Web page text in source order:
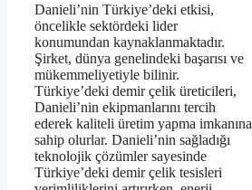
Danieli’nin Türkiye’deki etkisi,
öncelikle sektördeki lider
konumundan kaynaklanmaktadır.
Şirket, dünya genelindeki başarısı ve
mükemmeliyetiyle bilinir.
Türkiye’deki demir çelik üreticileri,
Danieli’nin ekipmanlarını tercih
ederek kaliteli üretim yapma imkanına
sahip olurlar. Danieli’nin sağladığı
teknolojik çözümler sayesinde
Türkiye’deki demir çelik tesisleri